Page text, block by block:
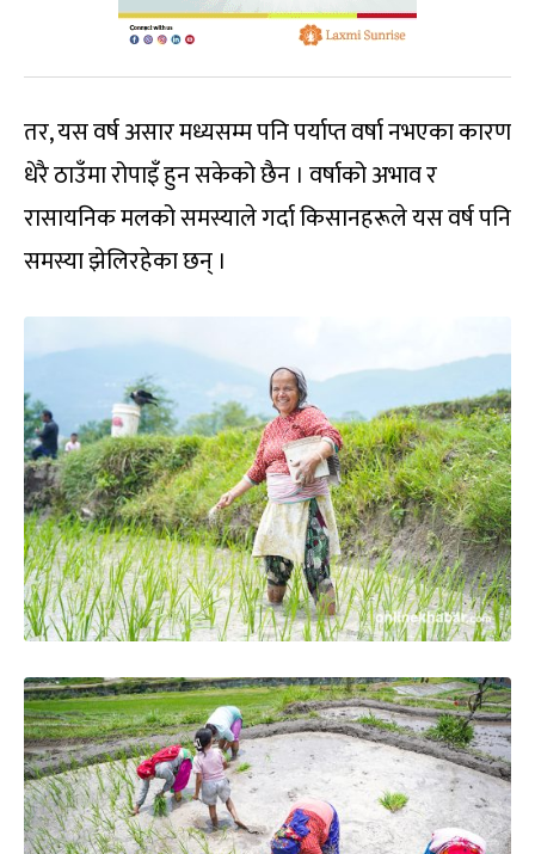
तर, यस वर्ष असार मध्यसम्म पनि पर्याप्त वर्षा नभएका कारण
धेरै ठाउँमा रोपाइँ हुन सकेको छैन । वर्षाको अभाव र
रासायनिक मलको समस्याले गर्दा किसानहरूले यस वर्ष पनि
समस्या झेलिरहेका छन् ।